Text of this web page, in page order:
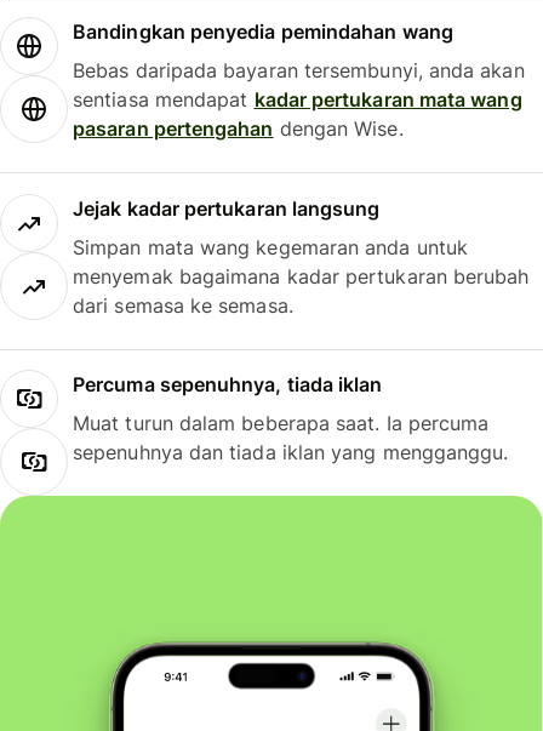
Bandingkan penyedia pemindahan wang
Bebas daripada bayaran tersembunyi, anda akan
sentiasa mendapat kadar pertukaran mata wang
pasaran pertengahan dengan Wise.
Jejak kadar pertukaran langsung
Simpan mata wang kegemaran anda untuk
menyemak bagaimana kadar pertukaran berubah
dari semasa ke semasa.
Percuma sepenuhnya, tiada iklan
Muat turun dalam beberapa saat. Ia percuma
sepenuhnya dan tiada iklan yang mengganggu.